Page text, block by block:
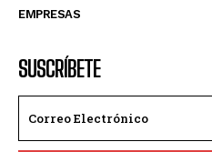
EMPRESAS
SUSCRÍBETE